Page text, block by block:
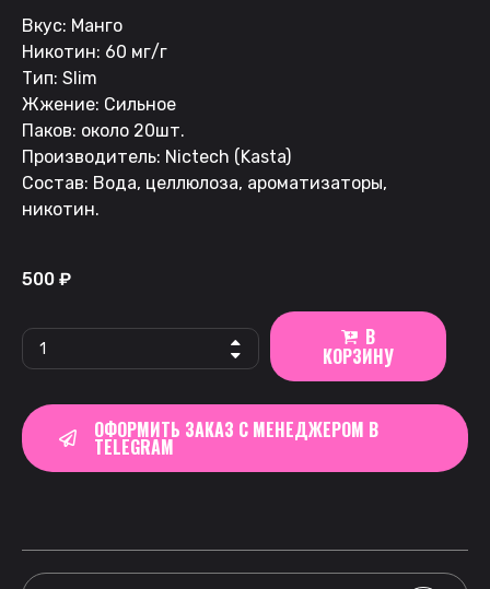
Вкус: Манго
Никотин: 60 мг/г
Тип: Slim
Жжение: Сильное
Паков: около 20шт.
Производитель: Nictech (Kasta)
Состав: Вода, целлюлоза, ароматизаторы,
никотин.
500 ₽
В
КОРЗИНУ
ОФОРМИТЬ ЗАКАЗ С МЕНЕДЖЕРОМ В
TELEGRAM